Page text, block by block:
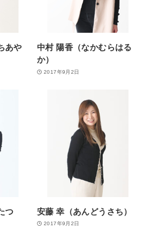
あや
中村 陽香（なかむらはる
か）
2017年9月2日
つ
安藤 幸（あんどうさち）
2017年9月2日